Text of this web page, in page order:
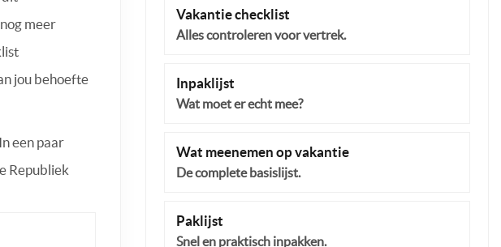
meer
jou behoefte
een paar
Republiek
Vakantie checklist
Alles controleren voor vertrek.
Inpaklijst
Wat moet er echt mee?
Wat meenemen op vakantie
De complete basislijst.
Paklijst
Snel en praktisch inpakken.